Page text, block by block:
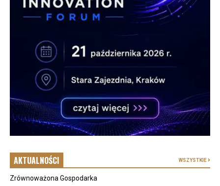
AKTUALNOŚCI WSZYSTKIE
Zrównoważona Gospodarka